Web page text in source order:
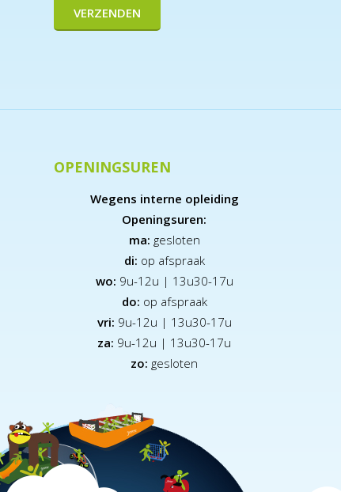
OPENINGSUREN
Wegens interne opleiding
Openingsuren:
ma: gesloten
di: op afspraak
wo: 9u-12u | 13u30-17u
do: op afspraak
vri: 9u-12u | 13u30-17u
za: 9u-12u | 13u30-17u
zo: gesloten